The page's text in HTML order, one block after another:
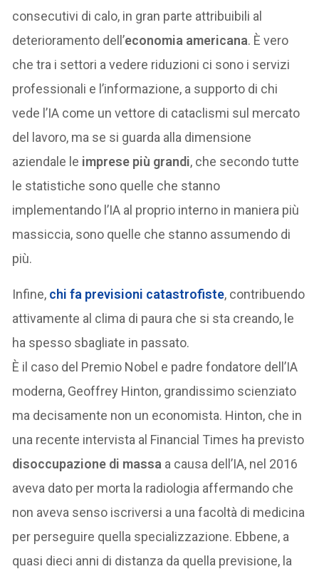
consecutivi di calo, in gran parte attribuibili al
deterioramento dell’economia americana. È vero
che tra i settori a vedere riduzioni ci sono i servizi
professionali e l’informazione, a supporto di chi
vede l’IA come un vettore di cataclismi sul mercato
del lavoro, ma se si guarda alla dimensione
aziendale le imprese più grandi, che secondo tutte
le statistiche sono quelle che stanno
implementando l’IA al proprio interno in maniera più
massiccia, sono quelle che stanno assumendo di
più.
Infine, chi fa previsioni catastrofiste, contribuendo
attivamente al clima di paura che si sta creando, le
ha spesso sbagliate in passato.
È il caso del Premio Nobel e padre fondatore dell’IA
moderna, Geoffrey Hinton, grandissimo scienziato
ma decisamente non un economista. Hinton, che in
una recente intervista al Financial Times ha previsto
disoccupazione di massa a causa dell’IA, nel 2016
aveva dato per morta la radiologia affermando che
non aveva senso iscriversi a una facoltà di medicina
per perseguire quella specializzazione. Ebbene, a
quasi dieci anni di distanza da quella previsione, la